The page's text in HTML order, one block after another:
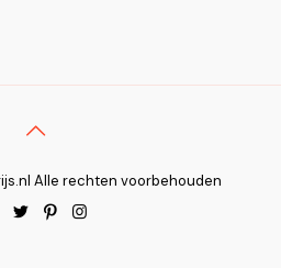
Alle rechten voorbehouden